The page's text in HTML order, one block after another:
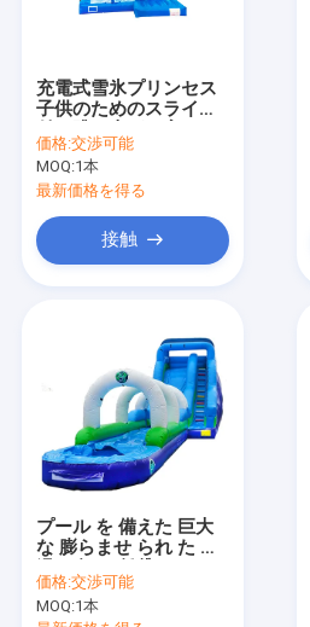
家へ
製品
工場 ツアー
品質管理
充電式雪氷プリンセス
子供のためのスライド
価格:交渉可能
MOQ:1本
最新価格を得る
接触
プール を 備えた 巨大
な 膨らませ られ た 水
価格:交渉可能
MOQ:1本